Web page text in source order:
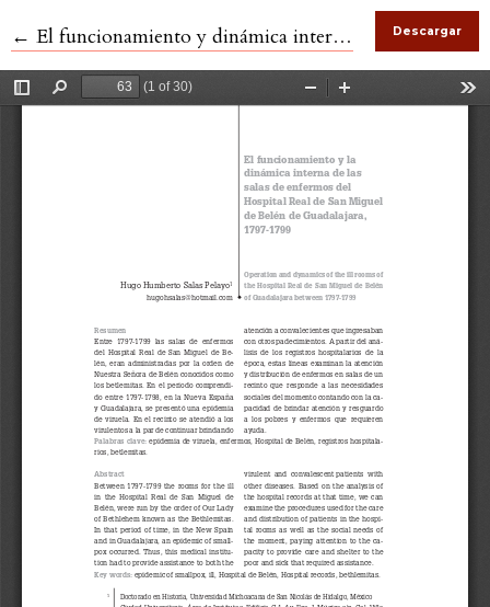
← Volver a los detalles del artículo
El funcionamiento y dinámica interna de las salas de enfermos del Hospital Real de San Miguel de Belén de Guadalajara durante el periodo 1797-1799 Descargar